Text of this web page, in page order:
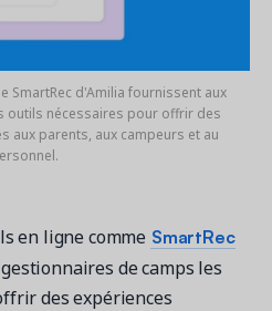
SmartRec d'Amilia fournissent aux
outils nécessaires pour offrir des
aux parents, aux campeurs et au
en ligne comme SmartRec
de camps les
des expériences